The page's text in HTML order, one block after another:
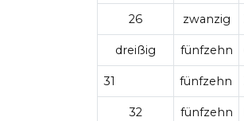
26 zwanzig
dreißig fünfzehn
31 fünfzehn
32 fünfzehn